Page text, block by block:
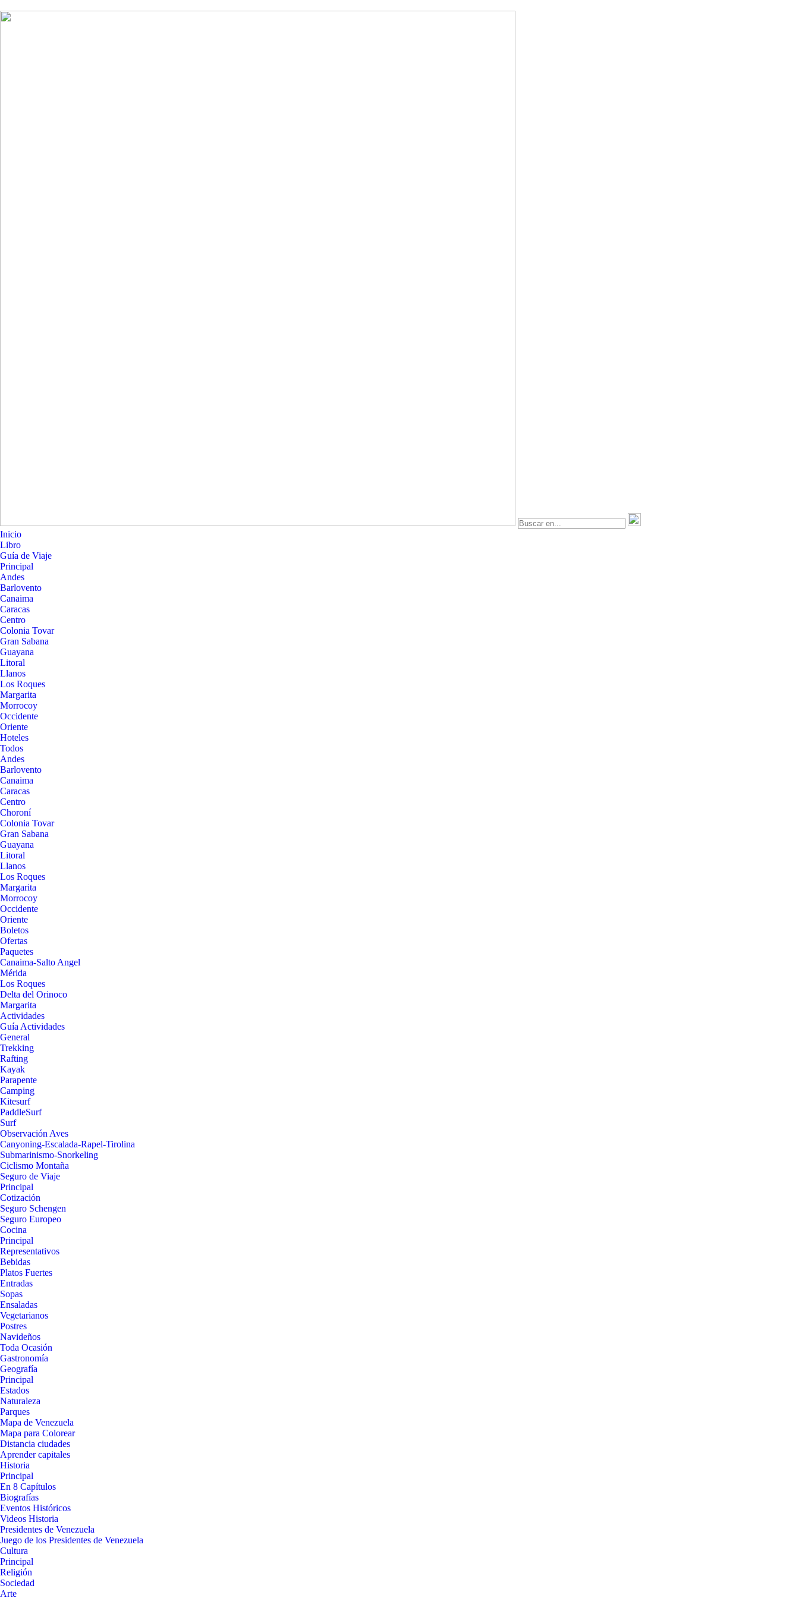
Inicio
Libro
Guía de Viaje
Principal
Andes
Barlovento
Canaima
Caracas
Centro
Colonia Tovar
Gran Sabana
Guayana
Litoral
Llanos
Los Roques
Margarita
Morrocoy
Occidente
Oriente
Hoteles
Todos
Andes
Barlovento
Canaima
Caracas
Centro
Choroní
Colonia Tovar
Gran Sabana
Guayana
Litoral
Llanos
Los Roques
Margarita
Morrocoy
Occidente
Oriente
Boletos
Ofertas
Paquetes
Canaima-Salto Angel
Mérida
Los Roques
Delta del Orinoco
Margarita
Actividades
Guía Actividades
General
Trekking
Rafting
Kayak
Parapente
Camping
Kitesurf
PaddleSurf
Surf
Observación Aves
Canyoning-Escalada-Rapel-Tirolina
Submarinismo-Snorkeling
Ciclismo Montaña
Seguro de Viaje
Principal
Cotización
Seguro Schengen
Seguro Europeo
Cocina
Principal
Representativos
Bebidas
Platos Fuertes
Entradas
Sopas
Ensaladas
Vegetarianos
Postres
Navideños
Toda Ocasión
Gastronomía
Geografía
Principal
Estados
Naturaleza
Parques
Mapa de Venezuela
Mapa para Colorear
Distancia ciudades
Aprender capitales
Historia
Principal
En 8 Capítulos
Biografías
Eventos Históricos
Videos Historia
Presidentes de Venezuela
Juego de los Presidentes de Venezuela
Cultura
Principal
Religión
Sociedad
Arte